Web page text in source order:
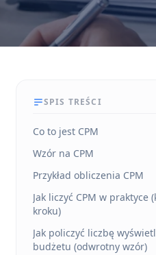
SPIS TREŚCI
Co to jest CPM
Wzór na CPM
Przykład obliczenia CPM
Jak liczyć CPM w praktyce
kroku)
Jak policzyć liczbę
budżetu (odwrotny wzór)